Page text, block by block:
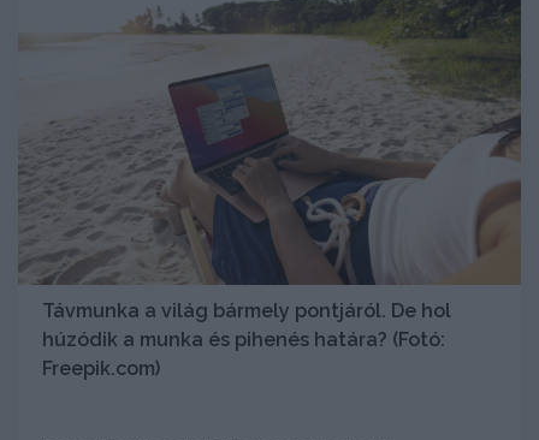
Távmunka a világ bármely pontjáról. De hol
húzódik a munka és pihenés határa? (Fotó:
Freepik.com)